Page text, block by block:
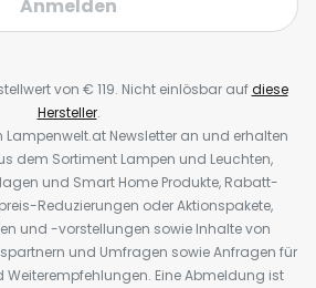
Anmelden
von € 119. Nicht einlösbar aufdiese
Hersteller.
Lampenwelt.at Newsletter an und erhalten
dem Sortiment Lampen und Leuchten,
und Smart Home Produkte, Rabatt-
Reduzierungen oder Aktionspakete,
und -vorstellungen sowie Inhalte von
und Umfragen sowie Anfragen für
Weiterempfehlungen. Eine Abmeldung ist